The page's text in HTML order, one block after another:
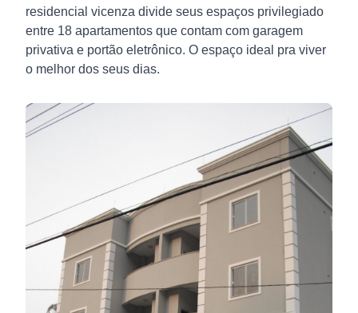
residencial vicenza divide seus espaços privilegiado
entre 18 apartamentos que contam com garagem
privativa e portão eletrônico. O espaço ideal pra viver
o melhor dos seus dias.